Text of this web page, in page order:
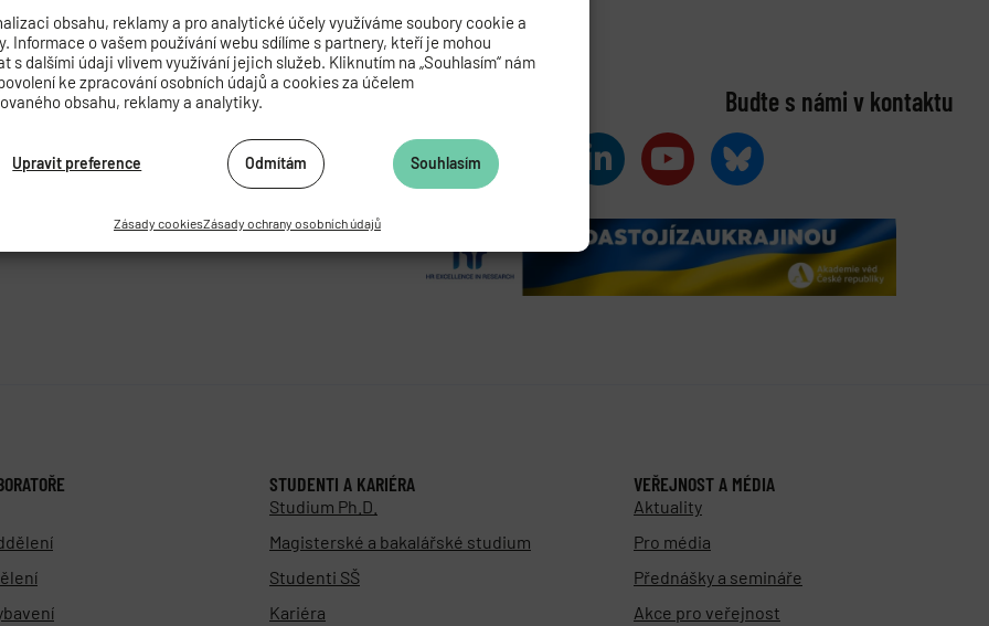
obsahu, reklamy a pro analytické účely využíváme soubory cookie a
Informace o vašem používání webu sdílíme s partnery, kteří je mohou
s dalšími údaji vlivem využívání jejich služeb. Kliknutím na „Souhlasím“ nám
ke zpracování osobních údajů a cookies za účelem
obsahu, reklamy a analytiky.
Souhlasím
Odmítám
Upravit preference
Zásady cookiesZásady ochrany osobních údajů
VĚD ČESKÉ REPUBLIKY
424
Buďte s námi v kontaktu
STUDENTI A KARIÉRA
Studium Ph.D.
Magisterské a bakalářské studium
Studenti SŠ
Kariéra
VEŘEJNOST A MÉDIA
Aktuality
Pro média
Přednášky a semináře
Akce pro veřejnost